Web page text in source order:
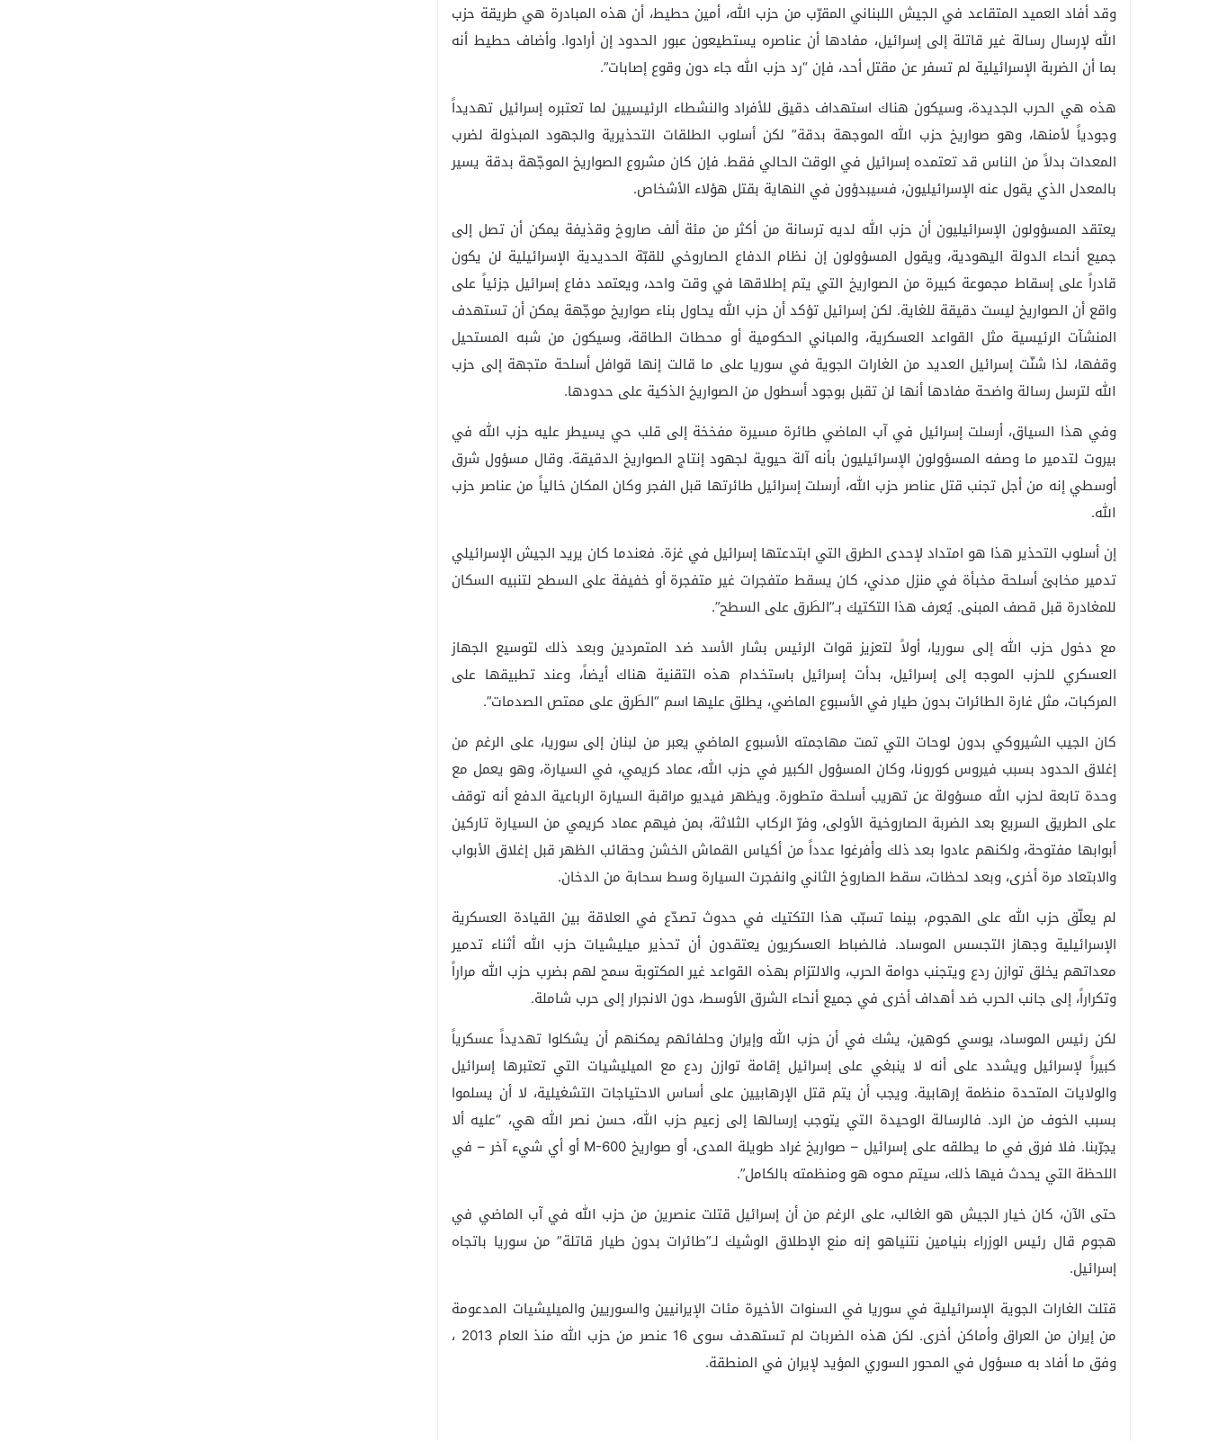
وقد أفاد العميد المتقاعد في الجيش اللبناني المقرّب من حزب الله، أمين حطيط، أن هذه المبادرة هي طريقة حزب
الله لإرسال رسالة غير قاتلة إلى إسرائيل، مفادها أن عناصره يستطيعون عبور الحدود إن أرادوا. وأضاف حطيط أنه
بما أن الضربة الإسرائيلية لم تسفر عن مقتل أحد، فإن “رد حزب الله جاء دون وقوع إصابات”.
هذه هي الحرب الجديدة، وسيكون هناك استهداف دقيق للأفراد والنشطاء الرئيسيين لما تعتبره إسرائيل تهديداً
وجودياً لأمنها، وهو صواريخ حزب الله الموجهة بدقة” لكن أسلوب الطلقات التحذيرية والجهود المبذولة لضرب
المعدات بدلاً من الناس قد تعتمده إسرائيل في الوقت الحالي فقط. فإن كان مشروع الصواريخ الموجّهة بدقة يسير
بالمعدل الذي يقول عنه الإسرائيليون، فسيبدؤون في النهاية بقتل هؤلاء الأشخاص.
يعتقد المسؤولون الإسرائيليون أن حزب الله لديه ترسانة من أكثر من مئة ألف صاروخ وقذيفة يمكن أن تصل إلى
جميع أنحاء الدولة اليهودية، ويقول المسؤولون إن نظام الدفاع الصاروخي للقبّة الحديدية الإسرائيلية لن يكون
قادراً على إسقاط مجموعة كبيرة من الصواريخ التي يتم إطلاقها في وقت واحد، ويعتمد دفاع إسرائيل جزئياً على
واقع أن الصواريخ ليست دقيقة للغاية. لكن إسرائيل تؤكد أن حزب الله يحاول بناء صواريخ موجّهة يمكن أن تستهدف
المنشآت الرئيسية مثل القواعد العسكرية، والمباني الحكومية أو محطات الطاقة، وسيكون من شبه المستحيل
وقفها، لذا شنّت إسرائيل العديد من الغارات الجوية في سوريا على ما قالت إنها قوافل أسلحة متجهة إلى حزب
الله لترسل رسالة واضحة مفادها أنها لن تقبل بوجود أسطول من الصواريخ الذكية على حدودها.
وفي هذا السياق، أرسلت إسرائيل في آب الماضي طائرة مسيرة مفخخة إلى قلب حي يسيطر عليه حزب الله في
بيروت لتدمير ما وصفه المسؤولون الإسرائيليون بأنه آلة حيوية لجهود إنتاج الصواريخ الدقيقة. وقال مسؤول شرق
أوسطي إنه من أجل تجنب قتل عناصر حزب الله، أرسلت إسرائيل طائرتها قبل الفجر وكان المكان خالياً من عناصر حزب
الله.
إن أسلوب التحذير هذا هو امتداد لإحدى الطرق التي ابتدعتها إسرائيل في غزة. فعندما كان يريد الجيش الإسرائيلي
تدمير مخابئ أسلحة مخبأة في منزل مدني، كان يسقط متفجرات غير متفجرة أو خفيفة على السطح لتنبيه السكان
للمغادرة قبل قصف المبنى. يُعرف هذا التكتيك بـ”الطَرق على السطح”.
مع دخول حزب الله إلى سوريا، أولاً لتعزيز قوات الرئيس بشار الأسد ضد المتمردين وبعد ذلك لتوسيع الجهاز
العسكري للحزب الموجه إلى إسرائيل، بدأت إسرائيل باستخدام هذه التقنية هناك أيضاً، وعند تطبيقها على
المركبات، مثل غارة الطائرات بدون طيار في الأسبوع الماضي، يطلق عليها اسم “الطَرق على ممتص الصدمات”.
كان الجيب الشيروكي بدون لوحات التي تمت مهاجمته الأسبوع الماضي يعبر من لبنان إلى سوريا، على الرغم من
إغلاق الحدود بسبب فيروس كورونا، وكان المسؤول الكبير في حزب الله، عماد كريمي، في السيارة، وهو يعمل مع
وحدة تابعة لحزب الله مسؤولة عن تهريب أسلحة متطورة. ويظهر فيديو مراقبة السيارة الرباعية الدفع أنه توقف
على الطريق السريع بعد الضربة الصاروخية الأولى، وفرّ الركاب الثلاثة، بمن فيهم عماد كريمي من السيارة تاركين
أبوابها مفتوحة، ولكنهم عادوا بعد ذلك وأفرغوا عدداً من أكياس القماش الخشن وحقائب الظهر قبل إغلاق الأبواب
والابتعاد مرة أخرى، وبعد لحظات، سقط الصاروخ الثاني وانفجرت السيارة وسط سحابة من الدخان.
لم يعلّق حزب الله على الهجوم، بينما تسبّب هذا التكتيك في حدوث تصدّع في العلاقة بين القيادة العسكرية
الإسرائيلية وجهاز التجسس الموساد. فالضباط العسكريون يعتقدون أن تحذير ميليشيات حزب الله أثناء تدمير
معداتهم يخلق توازن ردع ويتجنب دوامة الحرب، والالتزام بهذه القواعد غير المكتوبة سمح لهم بضرب حزب الله مراراً
وتكراراً، إلى جانب الحرب ضد أهداف أخرى في جميع أنحاء الشرق الأوسط، دون الانجرار إلى حرب شاملة.
لكن رئيس الموساد، يوسي كوهين، يشك في أن حزب الله وإيران وحلفائهم يمكنهم أن يشكلوا تهديداً عسكرياً
كبيراً لإسرائيل ويشدد على أنه لا ينبغي على إسرائيل إقامة توازن ردع مع الميليشيات التي تعتبرها إسرائيل
والولايات المتحدة منظمة إرهابية. ويجب أن يتم قتل الإرهابيين على أساس الاحتياجات التشغيلية، لا أن يسلموا
بسبب الخوف من الرد. فالرسالة الوحيدة التي يتوجب إرسالها إلى زعيم حزب الله، حسن نصر الله هي، “عليه ألا
يجرّبنا. فلا فرق في ما يطلقه على إسرائيل – صواريخ غراد طويلة المدى، أو صواريخ M-600 أو أي شيء آخر – في
اللحظة التي يحدث فيها ذلك، سيتم محوه هو ومنظمته بالكامل”.
حتى الآن، كان خيار الجيش هو الغالب، على الرغم من أن إسرائيل قتلت عنصرين من حزب الله في آب الماضي في
هجوم قال رئيس الوزراء بنيامين نتنياهو إنه منع الإطلاق الوشيك لـ”طائرات بدون طيار قاتلة” من سوريا باتجاه
إسرائيل.
قتلت الغارات الجوية الإسرائيلية في سوريا في السنوات الأخيرة مئات الإيرانيين والسوريين والميليشيات المدعومة
من إيران من العراق وأماكن أخرى. لكن هذه الضربات لم تستهدف سوى 16 عنصر من حزب الله منذ العام 2013 ،
وفق ما أفاد به مسؤول في المحور السوري المؤيد لإيران في المنطقة.